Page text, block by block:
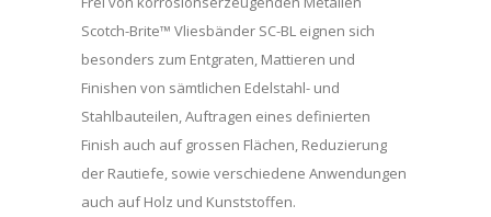
Scotch-Brite™ Vliesbänder SC-BL eignen sich
besonders zum Entgraten, Mattieren und
Finishen von sämtlichen Edelstahl- und
Stahlbauteilen, Auftragen eines definierten
Finish auch auf grossen Flächen, Reduzierung
der Rautiefe, sowie verschiedene Anwendungen
auch auf Holz und Kunststoffen.